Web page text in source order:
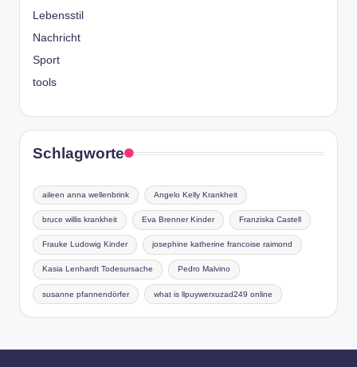
Lebensstil
Nachricht
Sport
tools
Schlagworte
aileen anna wellenbrink Angelo Kelly Krankheit
bruce willis krankheit Eva Brenner Kinder Franziska Castell
Frauke Ludowig Kinder josephine katherine francoise raimond
Kasia Lenhardt Todesursache Pedro Malvino
susanne pfannendörfer what is llpuywerxuzad249 online